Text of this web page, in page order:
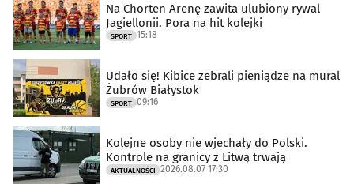
Na Chorten Arenę zawita ulubiony rywal
Jagiellonii. Pora na hit kolejki
SPORT 15:18
Udało się! Kibice zebrali pieniądze na mural
Żubrów Białystok
SPORT 09:16
Kolejne osoby nie wjechały do Polski.
Kontrole na granicy z Litwą trwają
AKTUALNOŚCI 2026.08.07 17:30